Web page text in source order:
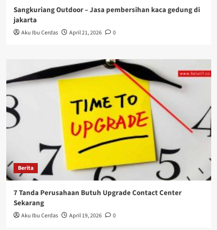
Sangkuriang Outdoor – Jasa pembersihan kaca gedung di
jakarta
Aku Ibu Cerdas April 21, 2026 0
Berita
7 Tanda Perusahaan Butuh Upgrade Contact Center
Sekarang
Aku Ibu Cerdas April 19, 2026 0